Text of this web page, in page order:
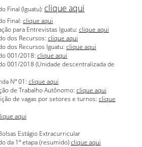
Final (Iguatu): clique aqui
Final: clique aqui
para Entrevistas Iguatu: clique aqui
dos Recursos: clique aqui
dos Recursos Iguatu: clique aqui
001/2018: clique aqui
001/2018 (Unidade descentralizada de
Nº 01: clique aqui
de Trabalho Autônomo: clique aqui
de vagas por setores e turnos: clique
aqui
Estágio Extracurricular
da 1º etapa (resumido)clique aqui